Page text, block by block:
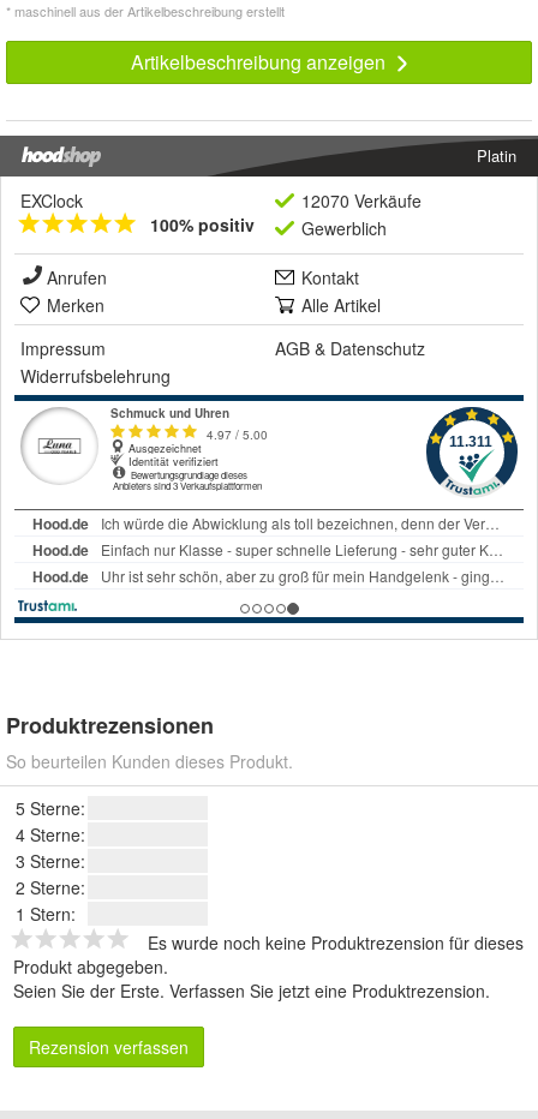
* maschinell aus der Artikelbeschreibung erstellt
Artikelbeschreibung anzeigen
Platin
EXClock
100% positiv
12070 Verkäufe
Gewerblich
Anrufen
Kontakt
Merken
Alle Artikel
Impressum
AGB & Datenschutz
Widerrufsbelehrung
Produktrezensionen
So beurteilen Kunden dieses Produkt.
5 Sterne:
4 Sterne:
3 Sterne:
2 Sterne:
1 Stern:
Es wurde noch keine Produktrezension für dieses
Produkt abgegeben.
Seien Sie der Erste. Verfassen Sie jetzt eine Produktrezension.
Rezension verfassen